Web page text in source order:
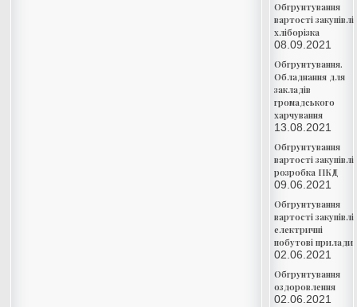
Обгрунтування
вартості закупівлі
хліборізка
08.09.2021
Обгрунтування.
Обладнання для
закладів
громадського
харчування
13.08.2021
Обгрунтування
вартості закупівлі
розробка ПКД
09.06.2021
Обгрунтування
вартості закупівлі
електричні
побутові прилади
02.06.2021
Обгрунтування
оздоровлення
02.06.2021